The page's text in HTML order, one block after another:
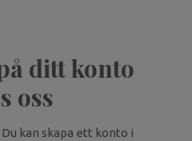
ditt konto
oss
kan skapa ett konto i